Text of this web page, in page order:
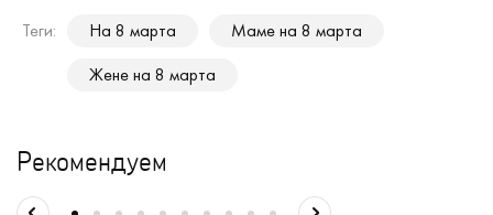
Теги: На 8 марта
Маме на 8 марта
Жене на 8 марта
Рекомендуем